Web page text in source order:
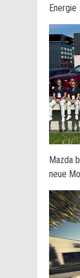
Energie
Mazda
neue